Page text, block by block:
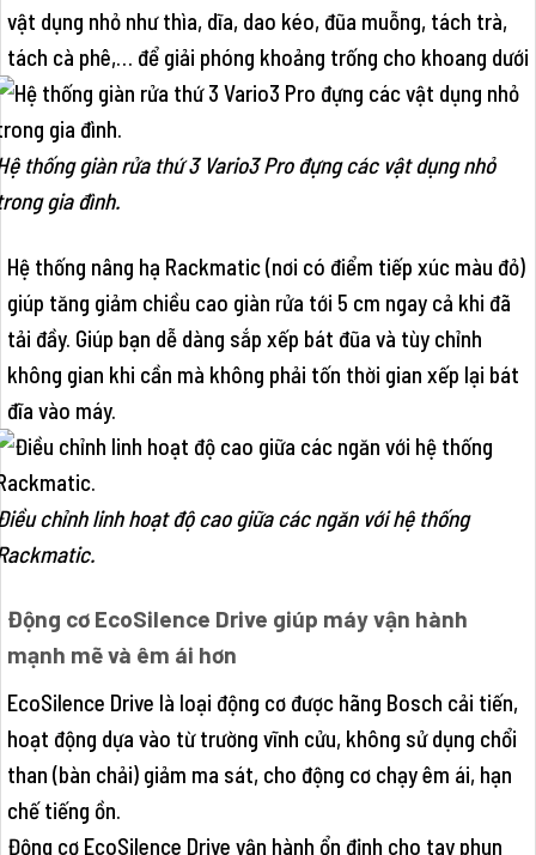
vật dụng nhỏ như thìa, dĩa, dao kéo, đũa muỗng, tách trà,
tách cà phê,… để giải phóng khoảng trống cho khoang dưới
thống giàn rửa thứ 3 Vario3 Pro đựng các vật dụng nhỏ
gia đình.
Hệ thống nâng hạ Rackmatic (nơi có điểm tiếp xúc màu đỏ)
giúp tăng giảm chiều cao giàn rửa tới 5 cm ngay cả khi đã
tải đầy. Giúp bạn dễ dàng sắp xếp bát đũa và tùy chỉnh
không gian khi cần mà không phải tốn thời gian xếp lại bát
đĩa vào máy.
chỉnh linh hoạt độ cao giữa các ngăn với hệ thống
Động cơ EcoSilence Drive giúp máy vận hành
mạnh mẽ và êm ái hơn
EcoSilence Drive là loại động cơ được hãng Bosch cải tiến,
hoạt động dựa vào từ trường vĩnh cửu, không sử dụng chổi
than (bàn chải) giảm ma sát, cho động cơ chạy êm ái, hạn
chế tiếng ồn.
Động cơ EcoSilence Drive vận hành ổn định cho tay phun